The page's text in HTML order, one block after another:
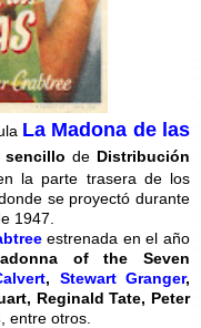
La Madona de las
sencillo de Distribución
la parte trasera de los
se proyectó durante
1947.
estrenada en el año
of the Seven
, Stewart Granger,
, Reginald Tate, Peter
, entre otros.